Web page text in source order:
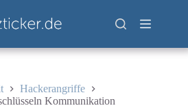
Hackerangriffe
Kommunikation